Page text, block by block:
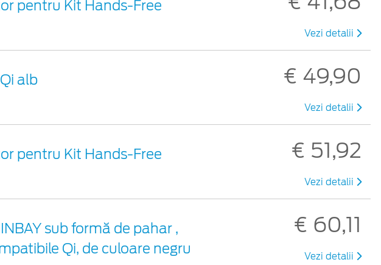
pentru Kit Hands-Free
Vezi detalii
alb € 49,90
Vezi detalii
pentru Kit Hands-Free € 51,92
Vezi detalii
sub formă de pahar ,
Qi, de culoare negru
€ 60,11
Vezi detalii